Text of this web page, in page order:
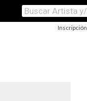
Inscripción